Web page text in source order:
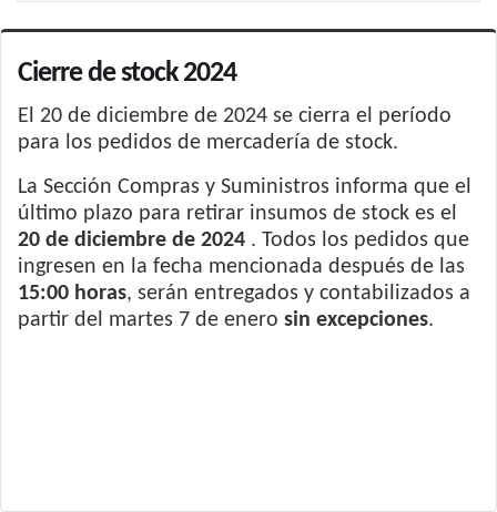
Cierre de stock 2024
El 20 de diciembre de 2024 se cierra el período
para los pedidos de mercadería de stock.
La Sección Compras y Suministros informa que el
último plazo para retirar insumos de stock es el
20 de diciembre de 2024 . Todos los pedidos que
ingresen en la fecha mencionada después de las
15:00 horas, serán entregados y contabilizados a
partir del martes 7 de enero sin excepciones.